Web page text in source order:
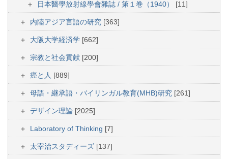
日本醫學放射線學會雜誌 / 第１巻（1940） [11]
内陸アジア言語の研究 [363]
大阪大学経済学 [662]
宗教と社会貢献 [200]
癌と人 [889]
母語・継承語・バイリンガル教育(MHB)研究 [261]
デザイン理論 [2025]
Laboratory of Thinking [7]
太宰治スタディーズ [137]